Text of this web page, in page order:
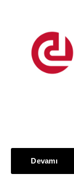
Devamı